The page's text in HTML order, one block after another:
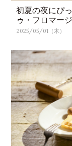
初夏の夜にぴ
ゥ・フロマージ
2025/05/01（木）